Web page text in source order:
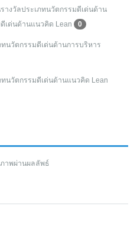
งวัลประเภทนวัตกรรมดีเด่นด้าน
เด่นด้านแนวคิด Lean
0
ทนวัตกรรมดีเด่นด้านการบริหาร
ทนวัตกรรมดีเด่นด้านแนวคิด Lean
าพผ่านผลลัพธ์